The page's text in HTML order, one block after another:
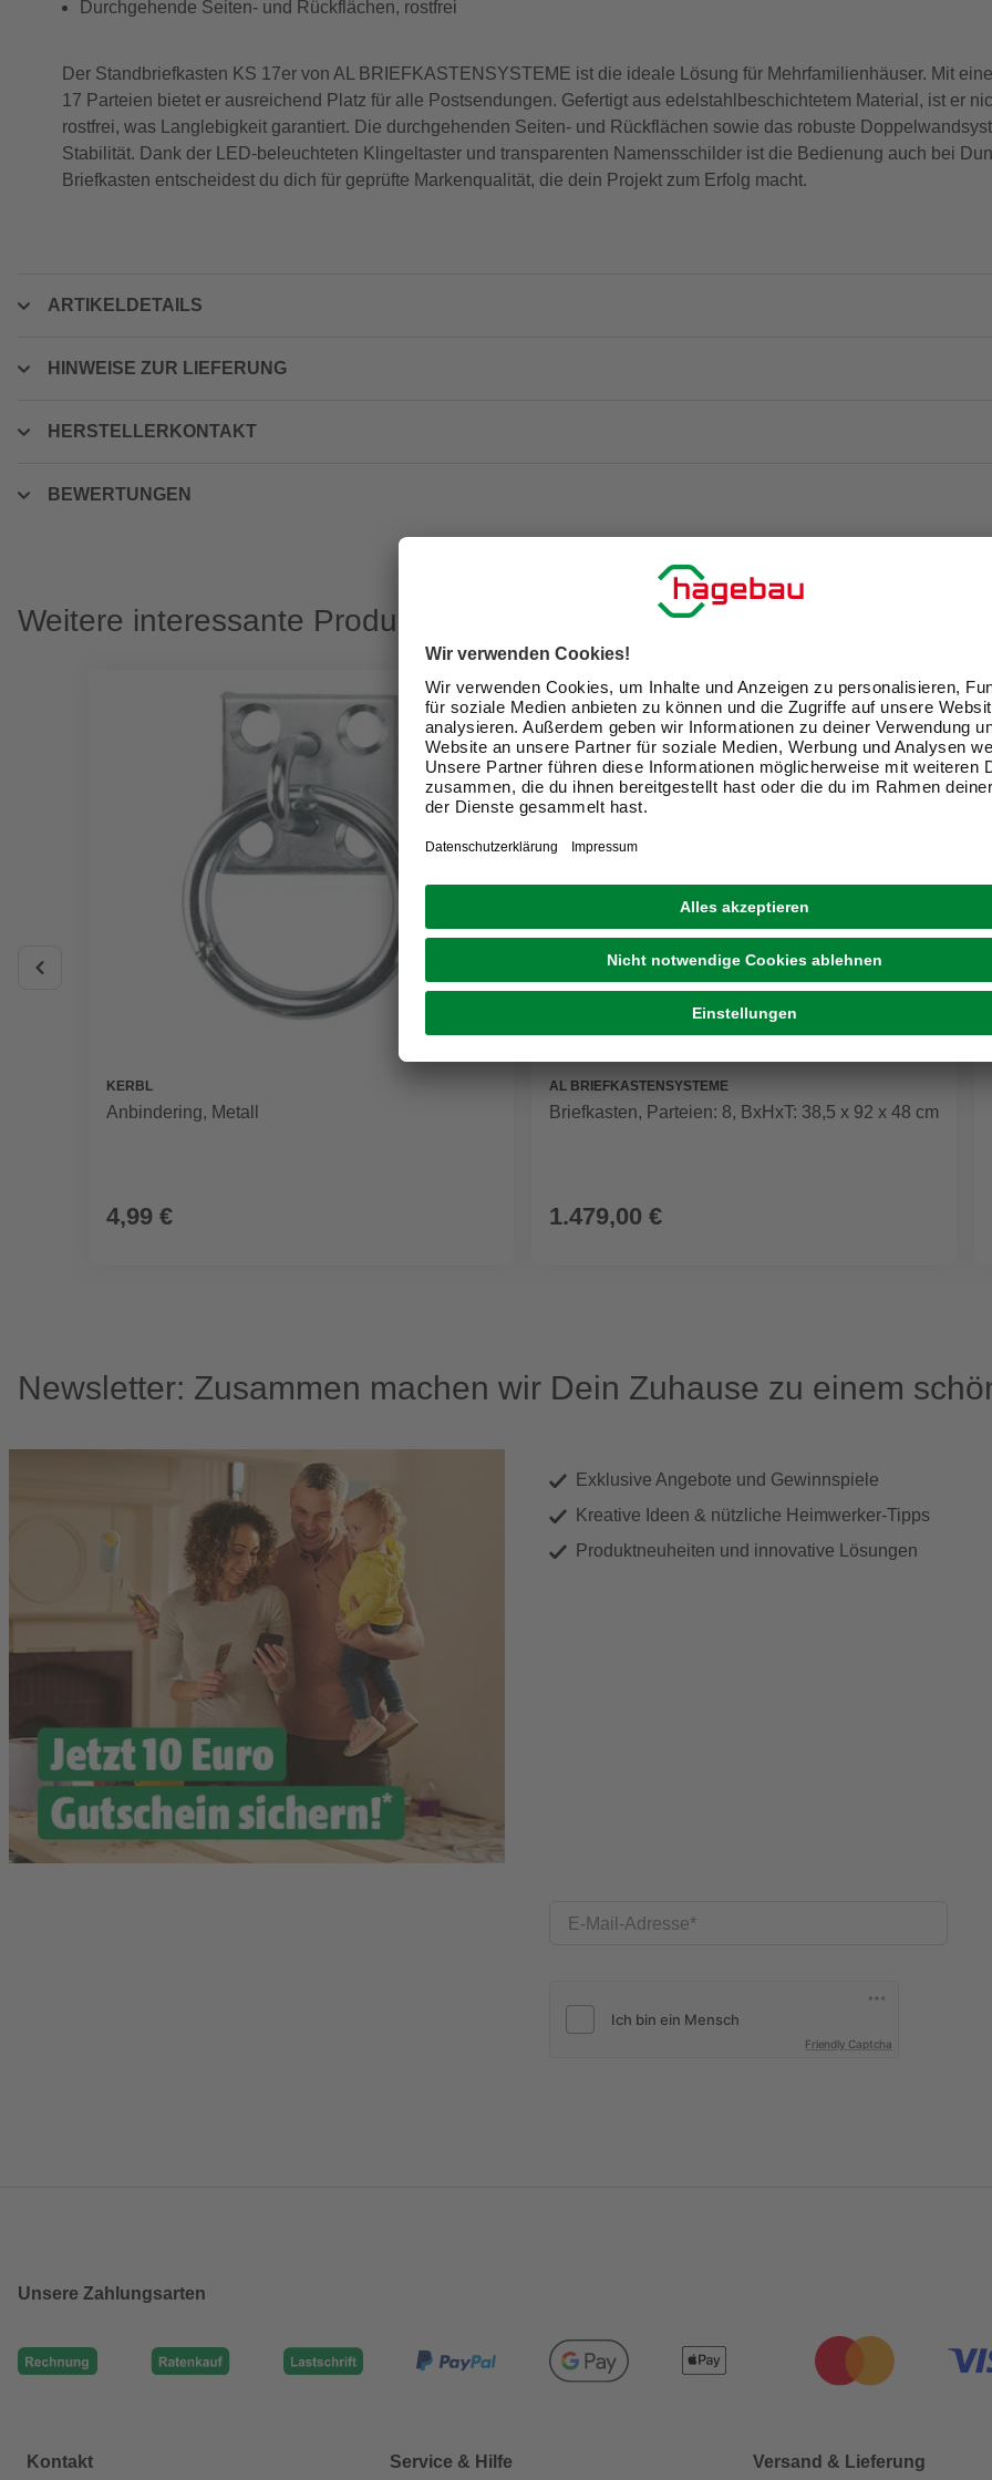
Durchgehende Seiten- und Rückflächen, rostfrei
Der Standbriefkasten KS 17er von AL BRIEFKASTENSYSTEME ist die ideale Lösung für Mehrfamilienhäuser. Mit
17 Parteien bietet er ausreichend Platz für alle Postsendungen. Gefertigt aus edelstahlbeschichtetem Material, ist er
rostfrei, was Langlebigkeit garantiert. Die durchgehenden Seiten- und Rückflächen sowie das robuste
Stabilität. Dank der LED-beleuchteten Klingeltaster und transparenten Namensschilder ist die Bedienung auch bei
Briefkasten entscheidest du dich für geprüfte Markenqualität, die dein Projekt zum Erfolg macht.
ARTIKELDETAILS
HINWEISE ZUR LIEFERUNG
HERSTELLERKONTAKT
BEWERTUNGEN
Weitere interessante Produkte
KERBL
Anbindering, Metall
4,99 €
AL BRIEFKASTENSYSTEME
Briefkasten, Parteien: 8, BxHxT: 38,5 x 92 x 48 cm
1.479,00 €
Newsletter: Zusammen machen wir Dein Zuhause zu einem
Exklusive Angebote und Gewinnspiele
Kreative Ideen & nützliche Heimwerker-Tipps
Produktneuheiten und innovative Lösungen
E-Mail-Adresse
Friendly Captcha
Unsere Zahlungsarten
Kontakt Service & Hilfe Versand & Lieferung